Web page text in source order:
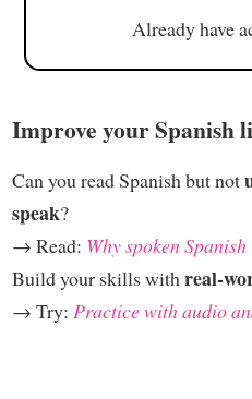
Already have
Improve your Spanish
Can you read Spanish but not
speak?
→ Read: Why spoken
Build your skills with real-
→ Try: Practice with audio